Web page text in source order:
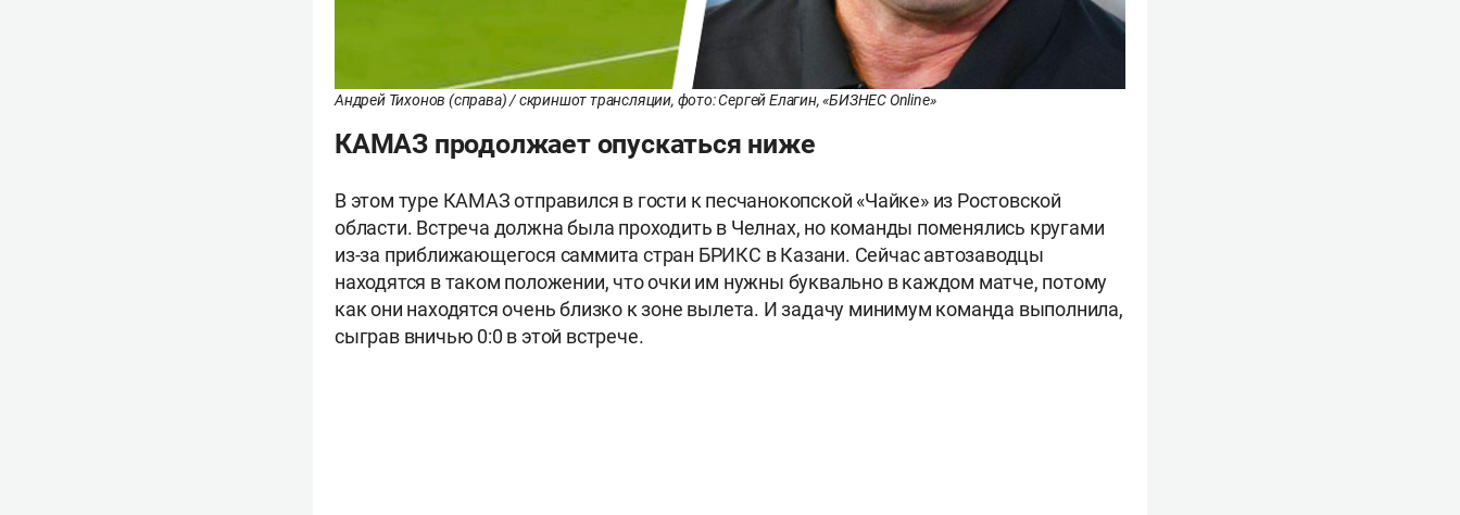
Андрей Тихонов (справа) / скриншот трансляции, фото: Сергей Елагин, «БИЗНЕС Online»
КАМАЗ продолжает опускаться ниже
В этом туре КАМАЗ отправился в гости к песчанокопской «Чайке» из Ростовской
области. Встреча должна была проходить в Челнах, но команды поменялись кругами
из-за приближающегося саммита стран БРИКС в Казани. Сейчас автозаводцы
находятся в таком положении, что очки им нужны буквально в каждом матче, потому
как они находятся очень близко к зоне вылета. И задачу минимум команда выполнила,
сыграв вничью 0:0 в этой встрече.